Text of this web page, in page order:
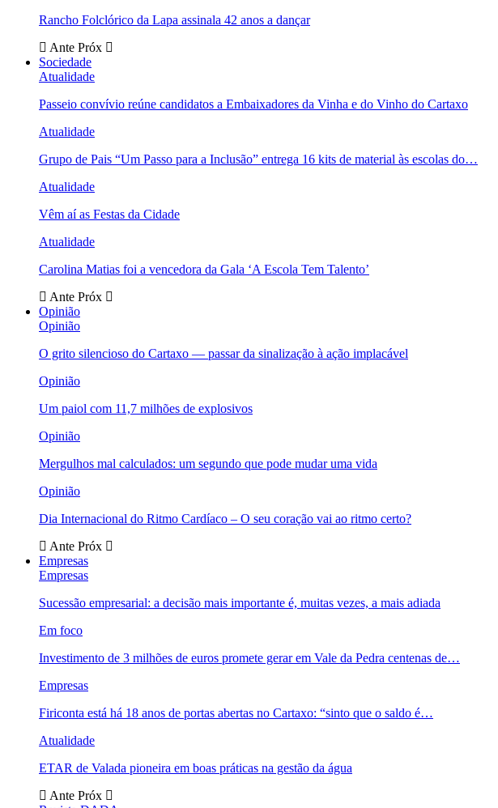
Rancho Folclórico da Lapa assinala 42 anos a dançar
Ante Próx
Sociedade
Atualidade
Passeio convívio reúne candidatos a Embaixadores da Vinha e do Vinho do Cartaxo
Atualidade
Grupo de Pais “Um Passo para a Inclusão” entrega 16 kits de material às escolas do…
Atualidade
Vêm aí as Festas da Cidade
Atualidade
Carolina Matias foi a vencedora da Gala ‘A Escola Tem Talento’
Ante Próx
Opinião
Opinião
O grito silencioso do Cartaxo — passar da sinalização à ação implacável
Opinião
Um paiol com 11,7 milhões de explosivos
Opinião
Mergulhos mal calculados: um segundo que pode mudar uma vida
Opinião
Dia Internacional do Ritmo Cardíaco – O seu coração vai ao ritmo certo?
Ante Próx
Empresas
Empresas
Sucessão empresarial: a decisão mais importante é, muitas vezes, a mais adiada
Em foco
Investimento de 3 milhões de euros promete gerar em Vale da Pedra centenas de…
Empresas
Firiconta está há 18 anos de portas abertas no Cartaxo: “sinto que o saldo é…
Atualidade
ETAR de Valada pioneira em boas práticas na gestão da água
Ante Próx